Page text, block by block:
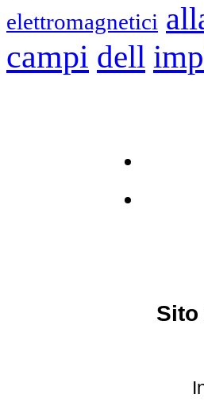
elettromagnetici
campi dell
Sito